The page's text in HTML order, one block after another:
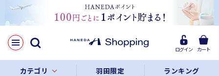
ログイン カート
カテゴリ 羽田限定 ランキング
LINE
Facebook
リンクをコピー